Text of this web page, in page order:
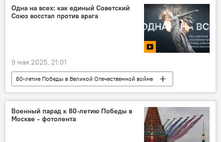
двусторонние отношения
политолог
Ильяс Гусейнов
Одна на всех: как единый Советский
Союз восстал против врага
9 мая 2025, 21:01
80-летие Победы в Великой Отечественной войне
Азербайджан
Советский Союз
Великая Победа
День Победы
Великая Отечественная война
Военный парад к 80-летию Победы в
Москве - фотолента